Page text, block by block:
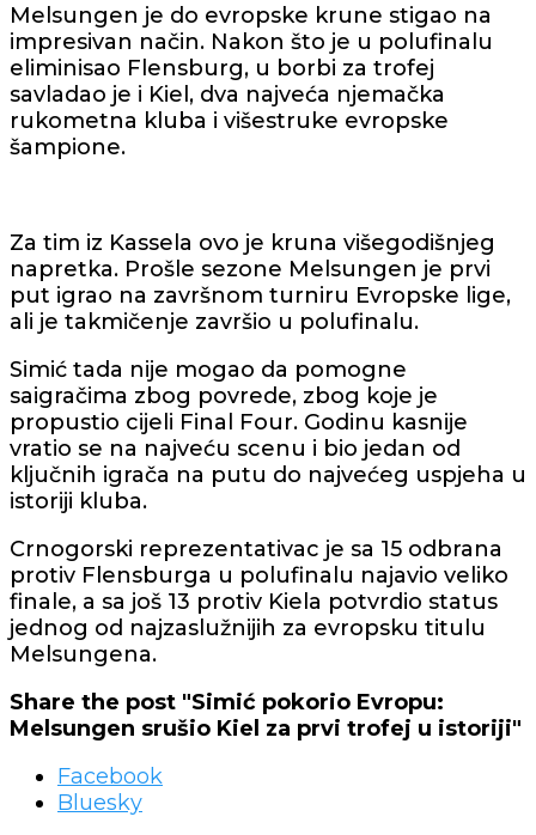
Melsungen je do evropske krune stigao na
impresivan način. Nakon što je u polufinalu
eliminisao Flensburg, u borbi za trofej
savladao je i Kiel, dva najveća njemačka
rukometna kluba i višestruke evropske
šampione.
Za tim iz Kassela ovo je kruna višegodišnjeg
napretka. Prošle sezone Melsungen je prvi
put igrao na završnom turniru Evropske lige,
ali je takmičenje završio u polufinalu.
Simić tada nije mogao da pomogne
saigračima zbog povrede, zbog koje je
propustio cijeli Final Four. Godinu kasnije
vratio se na najveću scenu i bio jedan od
ključnih igrača na putu do najvećeg uspjeha u
istoriji kluba.
Crnogorski reprezentativac je sa 15 odbrana
protiv Flensburga u polufinalu najavio veliko
finale, a sa još 13 protiv Kiela potvrdio status
jednog od najzaslužnijih za evropsku titulu
Melsungena.
Share the post "Simić pokorio Evropu:
Melsungen srušio Kiel za prvi trofej u istoriji"
Facebook
Bluesky